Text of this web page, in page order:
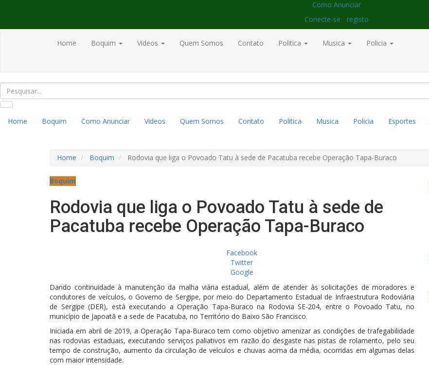
Como Anunciar
Conecte-se / registo
Home Boquim Videos Quem Somos Contato Politica Musica Policia
Home Boquim Como Anunciar Videos Quem Somos Contato Politica Musica Policia Esportes
Home Boquim Rodovia que liga o Povoado Tatu à sede de Pacatuba recebe Operação Tapa-Buraco
Boquim
Rodovia que liga o Povoado Tatu à sede de
Pacatuba recebe Operação Tapa-Buraco
Facebook
Twitter
Google
Dando continuidade à manutenção da malha viária estadual, além de atender às solicitações de moradores e
condutores de veículos, o Governo de Sergipe, por meio do Departamento Estadual de Infraestrutura Rodoviária
de Sergipe (DER), está executando a Operação Tapa-Buraco na Rodovia SE-204, entre o Povoado Tatu, no
município de Japoatã e a sede de Pacatuba, no Território do Baixo São Francisco.
Iniciada em abril de 2019, a Operação Tapa-Buraco tem como objetivo amenizar as condições de trafegabilidade
nas rodovias estaduais, executando serviços paliativos em razão do desgaste nas pistas de rolamento, pelo seu
tempo de construção, aumento da circulação de veículos e chuvas acima da média, ocorridas em algumas delas
com maior intensidade.